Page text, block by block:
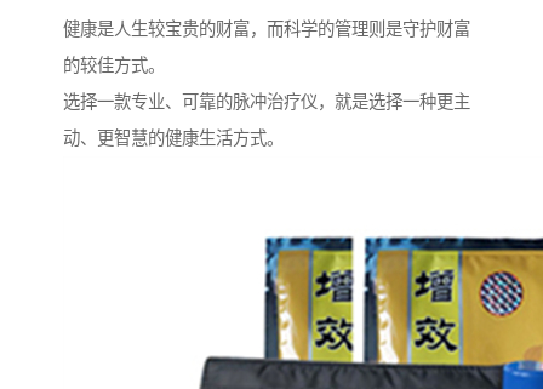
健康是人生较宝贵的财富，而科学的管理则是守护财富
的较佳方式。
选择一款专业、可靠的脉冲治疗仪，就是选择一种更主
动、更智慧的健康生活方式。